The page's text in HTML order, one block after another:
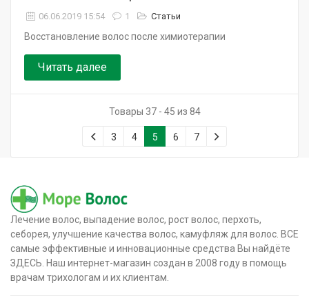
06.06.2019 15:54 1 Статьи
Восстановление волос после химиотерапии
Читать далее
Товары 37 - 45 из 84
3 4 5 6 7
Лечение волос, выпадение волос, рост волос, перхоть,
себорея, улучшение качества волос, камуфляж для волос. ВСЕ
самые эффективные и инновационные средства Вы найдёте
ЗДЕСЬ. Наш интернет-магазин создан в 2008 году в помощь
врачам трихологам и их клиентам.